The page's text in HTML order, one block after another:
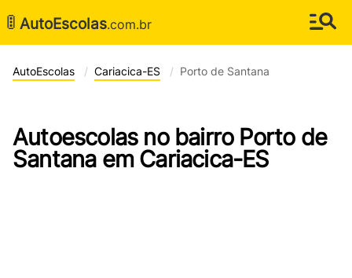
🚦 AutoEscolas.com.br
AutoEscolas Cariacica-ES Porto de Santana
Autoescolas no bairro Porto de
Santana em Cariacica-ES